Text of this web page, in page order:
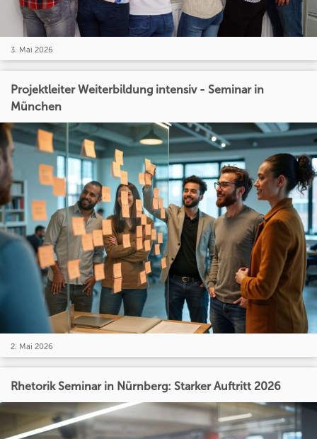
3. Mai 2026
Projektleiter Weiterbildung intensiv - Seminar in
München
2. Mai 2026
Rhetorik Seminar in Nürnberg: Starker Auftritt 2026